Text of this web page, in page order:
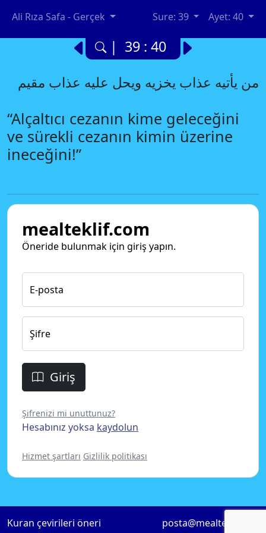
Ali Rıza Safa - Gerçek Sure: 39 Ayet: 40
| 39 : 40
من يأتيه عذاب يخزيه ويحل عليه عذاب مقيم
“Alçaltıcı cezanın kime geleceğini
ve sürekli cezanın kimin üzerine
ineceğini!”
mealteklif.com
Öneride bulunmak için giriş yapın.
E-posta
Şifre
Giriş
Şifrenizi mi unuttunuz?
Hesabınız yoksa kaydolun
Hizmet şartları Gizlilik politikası
Kuran çevirileri öneri
posta@mealteklif.com